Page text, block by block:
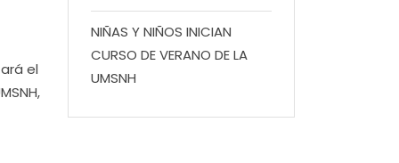
el
NIÑAS Y NIÑOS INICIAN
CURSO DE VERANO DE LA
UMSNH